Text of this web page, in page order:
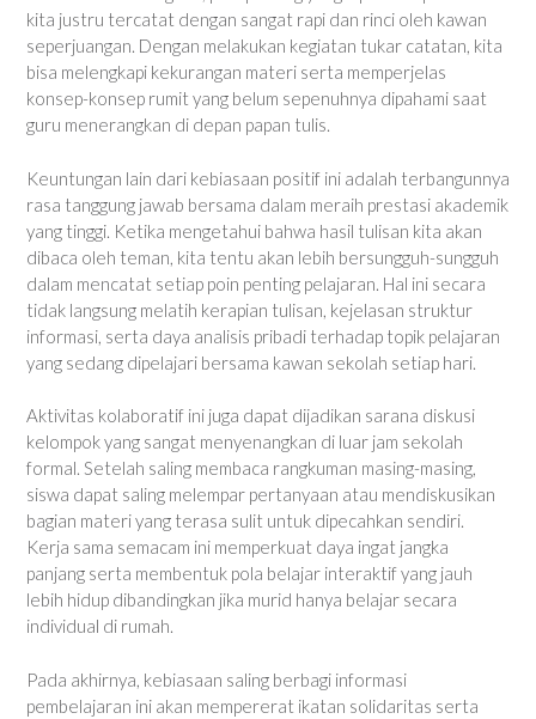
kita justru tercatat dengan sangat rapi dan rinci oleh kawan
seperjuangan. Dengan melakukan kegiatan tukar catatan, kita
bisa melengkapi kekurangan materi serta memperjelas
konsep-konsep rumit yang belum sepenuhnya dipahami saat
guru menerangkan di depan papan tulis.
Keuntungan lain dari kebiasaan positif ini adalah terbangunnya
rasa tanggung jawab bersama dalam meraih prestasi akademik
yang tinggi. Ketika mengetahui bahwa hasil tulisan kita akan
dibaca oleh teman, kita tentu akan lebih bersungguh-sungguh
dalam mencatat setiap poin penting pelajaran. Hal ini secara
tidak langsung melatih kerapian tulisan, kejelasan struktur
informasi, serta daya analisis pribadi terhadap topik pelajaran
yang sedang dipelajari bersama kawan sekolah setiap hari.
Aktivitas kolaboratif ini juga dapat dijadikan sarana diskusi
kelompok yang sangat menyenangkan di luar jam sekolah
formal. Setelah saling membaca rangkuman masing-masing,
siswa dapat saling melempar pertanyaan atau mendiskusikan
bagian materi yang terasa sulit untuk dipecahkan sendiri.
Kerja sama semacam ini memperkuat daya ingat jangka
panjang serta membentuk pola belajar interaktif yang jauh
lebih hidup dibandingkan jika murid hanya belajar secara
individual di rumah.
Pada akhirnya, kebiasaan saling berbagi informasi
pembelajaran ini akan mempererat ikatan solidaritas serta